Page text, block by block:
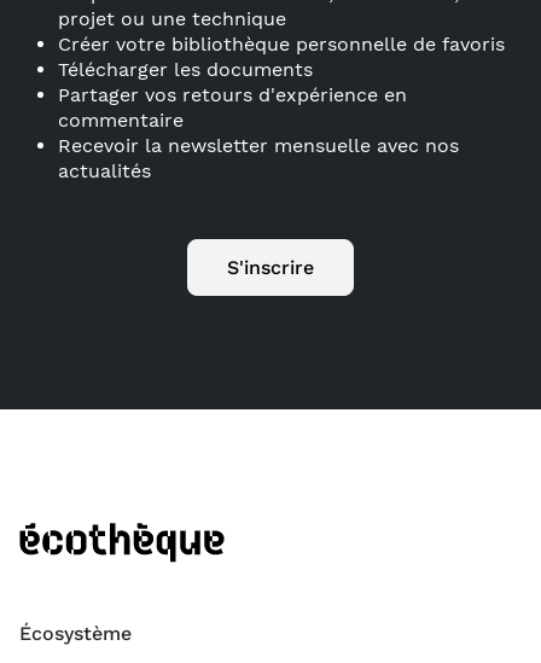
projet ou une technique
Créer votre bibliothèque personnelle de favoris
Télécharger les documents
Partager vos retours d'expérience en
commentaire
Recevoir la newsletter mensuelle avec nos
actualités
S'inscrire
Écosystème